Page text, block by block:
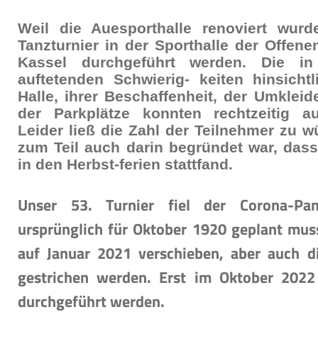
Weil die Auesporthalle renoviert
Tanzturnier in der Sporthalle der
Kassel durchgeführt werden. Die
auftetenden Schwierig- keiten
Halle, ihrer Beschaffenheit, der
der Parkplätze konnten rechtzeitig
Leider ließ die Zahl der Teilnehmer zu
zum Teil auch darin begründet war,
in den Herbst-ferien stattfand.
Unser 53. Turnier fiel der Corona-
ursprünglich für Oktober 1920 geplant
auf Januar 2021 verschieben, aber auch
gestrichen werden. Erst im Oktober
durchgeführt werden.